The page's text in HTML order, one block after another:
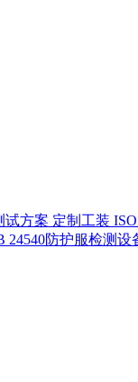
试方案 定制工装
24540防护服检测设